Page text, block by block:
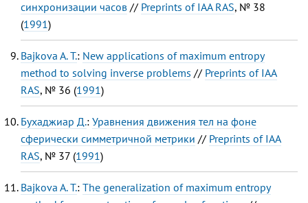
синхронизации часов // Preprints of IAA RAS, № 38
(1991)
Bajkova A. Т.: New applications of maximum entropy
method to solving inverse problems // Preprints of IAA
RAS, № 36 (1991)
Бухаджиар Д.: Уравнения движения тел на фоне
сферически симметричной метрики // Preprints of IAA
RAS, № 37 (1991)
Bajkova A. Т.: The generalization of maximum entropy